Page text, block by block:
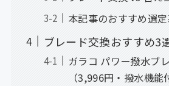
本記事のおすすめ選
ブレード交換おすすめ3
ガラコ パワー撥水ブ
（3,996円・撥水機能